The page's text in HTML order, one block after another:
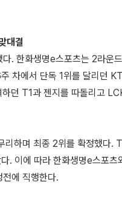
대결
. 한화생명e스포츠는 2라운
차에서 단독 1위를 달리던
던 T1과 젠지를 따돌리고
하며 최종 2위를 확정했다.
. 이에 따라 한화생명e스포
에 직행한다.